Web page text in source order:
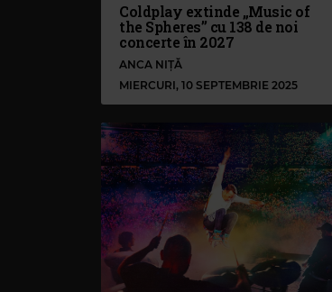
Coldplay extinde „Music of
the Spheres” cu 138 de noi
concerte în 2027
ANCA NIȚĂ
MIERCURI, 10 SEPTEMBRIE 2025